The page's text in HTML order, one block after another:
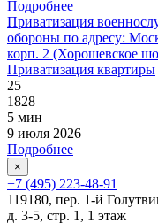
Подробнее
Приватизация
обороны по адресу:
корп. 2 (Хорошевское
Приватизация квартиры
25
1828
5 мин
9 июля 2026
Подробнее
×
+7 (495) 223-48-91
119180, пер. 1-й
д. 3-5, стр. 1, 1 этаж